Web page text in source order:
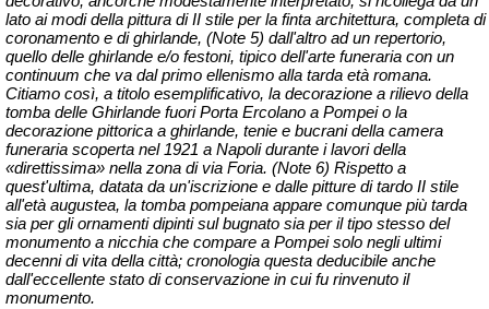
lato ai modi della pittura di II stile per la finta architettura, completa di
coronamento e di ghirlande, (Note 5) dall'altro ad un repertorio,
quello delle ghirlande e/o festoni, tipico dell'arte funeraria con un
continuum che va dal primo ellenismo alla tarda età romana.
Citiamo così, a titolo esemplificativo, la decorazione a rilievo della
tomba delle Ghirlande fuori Porta Ercolano a Pompei o la
decorazione pittorica a ghirlande, tenie e bucrani della camera
funeraria scoperta nel 1921 a Napoli durante i lavori della
«direttissima» nella zona di via Foria. (Note 6) Rispetto a
quest'ultima, datata da un'iscrizione e dalle pitture di tardo II stile
all'età augustea, la tomba pompeiana appare comunque più tarda
sia per gli ornamenti dipinti sul bugnato sia per il tipo stesso del
monumento a nicchia che compare a Pompei solo negli ultimi
decenni di vita della città; cronologia questa deducibile anche
dall'eccellente stato di conservazione in cui fu rinvenuto il
monumento.